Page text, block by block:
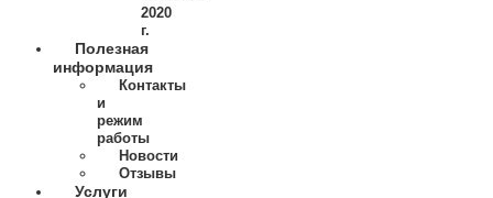
2020
г.
Полезная
информация
Контакты
и
режим
работы
Новости
Отзывы
Услуги